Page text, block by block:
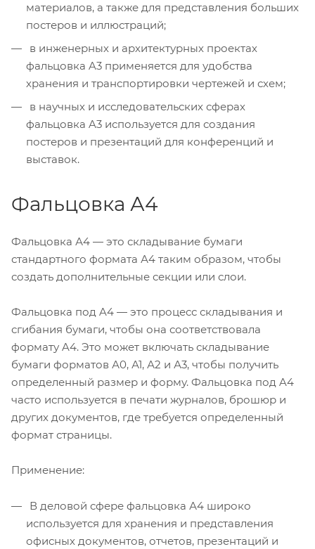
материалов, а также для представления больших
постеров и иллюстраций;
в инженерных и архитектурных проектах
фальцовка A3 применяется для удобства
хранения и транспортировки чертежей и схем;
в научных и исследовательских сферах
фальцовка A3 используется для создания
постеров и презентаций для конференций и
выставок.
Фальцовка А4
Фальцовка А4 — это складывание бумаги
стандартного формата А4 таким образом, чтобы
создать дополнительные секции или слои.
Фальцовка под A4 — это процесс складывания и
сгибания бумаги, чтобы она соответствовала
формату A4. Это может включать складывание
бумаги форматов А0, А1, А2 и А3, чтобы получить
определенный размер и форму. Фальцовка под A4
часто используется в печати журналов, брошюр и
других документов, где требуется определенный
формат страницы.
Применение:
В деловой сфере фальцовка А4 широко
используется для хранения и представления
офисных документов, отчетов, презентаций и